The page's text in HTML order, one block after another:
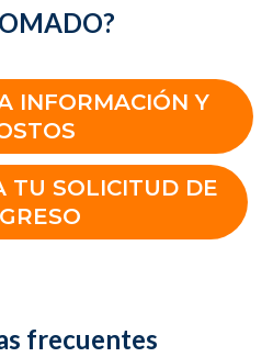
INFORMACIÓN Y
TU SOLICITUD DE
frecuentes